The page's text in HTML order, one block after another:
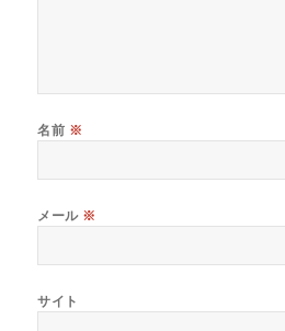
名前 ※
メール ※
サイト